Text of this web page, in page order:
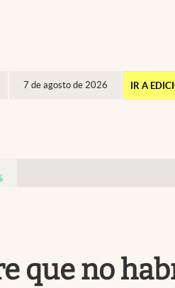
7 de agosto de 2026 IR A
que no